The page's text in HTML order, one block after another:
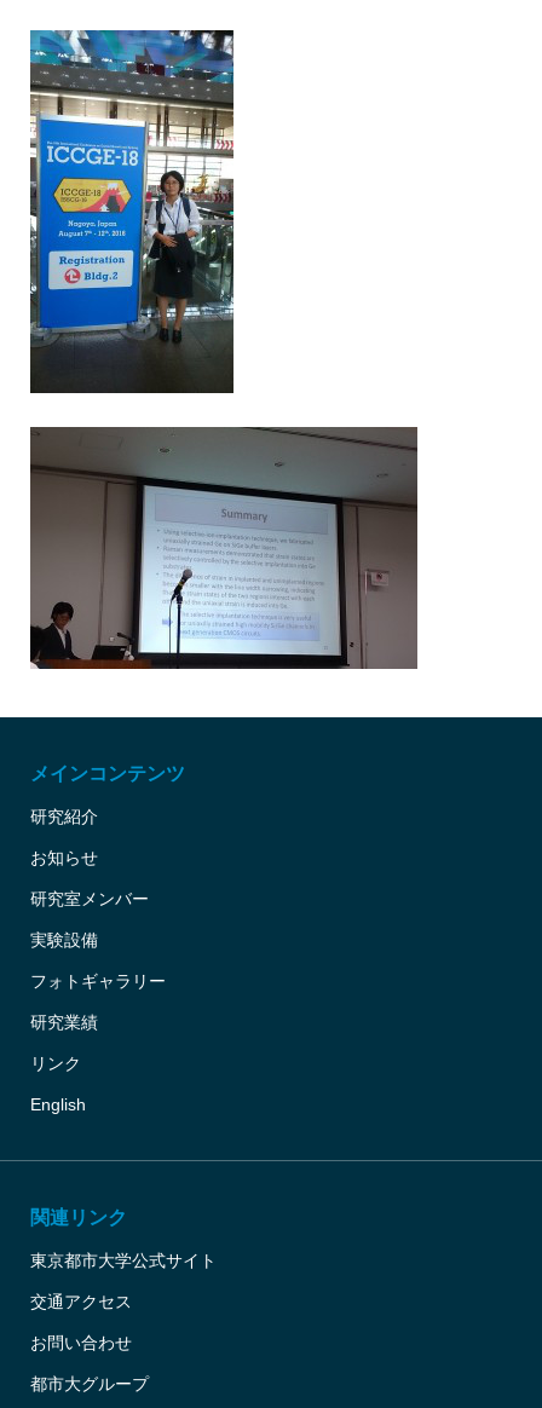
メインコンテンツ
研究紹介
お知らせ
研究室メンバー
実験設備
フォトギャラリー
研究業績
リンク
English
関連リンク
東京都市大学公式サイト
交通アクセス
お問い合わせ
都市大グループ